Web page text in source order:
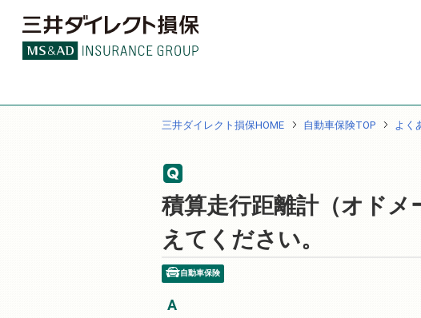
三井ダイレクト損保HOME 自動車保険TOP よく
積算走行距離計（オド
えてください。
自動車保険